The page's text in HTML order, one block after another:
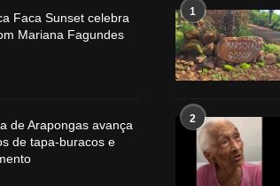
Faca Sunset celebra
Mariana Fagundes
de Arapongas avança
de tapa-buracos e
1
2